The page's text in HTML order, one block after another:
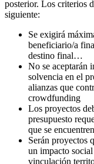
posterior. Los criterios
siguiente:
Se exigirá
beneficiario/a
destino final…
No se aceptarán
solvencia en el
alianzas que
crowdfunding
Los proyectos
presupuesto
que se
Serán proyectos
un impacto
vinculación